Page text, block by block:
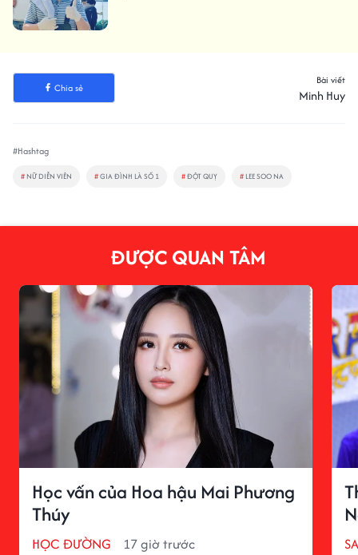
Chia sẻ
Bài viết
Minh Huy
#Hashtag
# NỮ DIỄN VIÊN #GIA ĐÌNH LÀ SỐ 1 #ĐỘT QUỴ # LEE SOO NA
ĐƯỢC QUAN TÂM
Học vấn của Hoa hậu Mai Phương
Thúy
HỌC ĐƯỜNG 17 giờ trước